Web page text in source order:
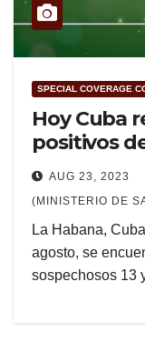
SPECIAL COVERAGE
Hoy Cuba
positivos
AUG 23, 2023
(MINISTERIO DE
La Habana,
agosto, se
sospechosos 13